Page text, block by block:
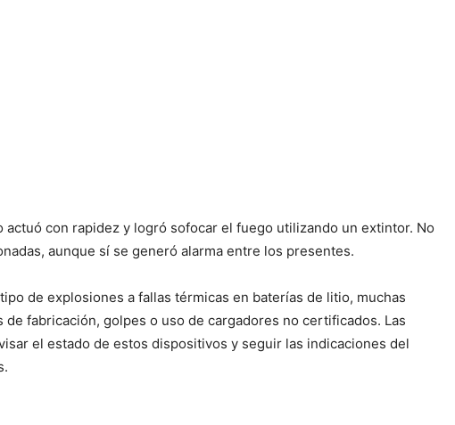
actuó con rapidez y logró sofocar el fuego utilizando un extintor. No
aunque sí se generó alarma entre los presentes.
de explosiones a fallas térmicas en baterías de litio, muchas
de fabricación, golpes o uso de cargadores no certificados. Las
el estado de estos dispositivos y seguir las indicaciones del